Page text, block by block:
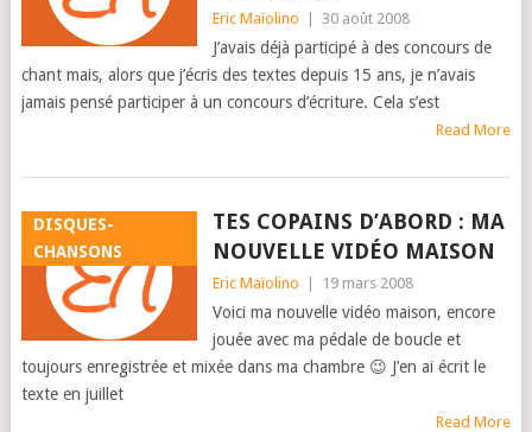
Eric Maïolino 30 août 2008
J’avais déjà participé à des concours de
chant mais, alors que j’écris des textes depuis 15 ans, je n’avais
jamais pensé participer à un concours d’écriture. Cela s’est
Read More
DISQUES-
CHANSONS
TES COPAINS D’ABORD : MA
NOUVELLE VIDÉO MAISON
Eric Maïolino 19 mars 2008
Voici ma nouvelle vidéo maison, encore
jouée avec ma pédale de boucle et
toujours enregistrée et mixée dans ma chambre 😉 J’en ai écrit le
texte en juillet
Read More